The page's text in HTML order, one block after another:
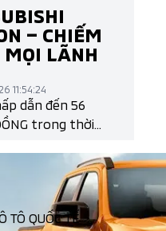
Triton làm
cách đầy khác
đèn LED T-
đậm ngôn
kế Dynamic
hệ mới.
– CHIẾM
LÃNH
11:54:24
dẫn đến 56
trong thời
TÔ QUỐC TẾ